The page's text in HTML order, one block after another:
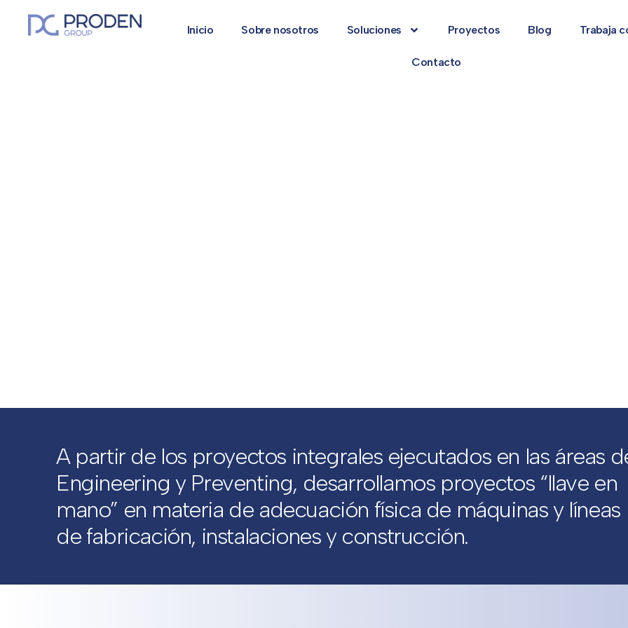
Inicio Sobre nosotros Soluciones Proyectos Blog Trabaja
Contacto
A partir de los proyectos integrales ejecutados en las áreas
Engineering y Preventing, desarrollamos proyectos “llave en
mano” en materia de adecuación física de máquinas y líneas
de fabricación, instalaciones y construcción.